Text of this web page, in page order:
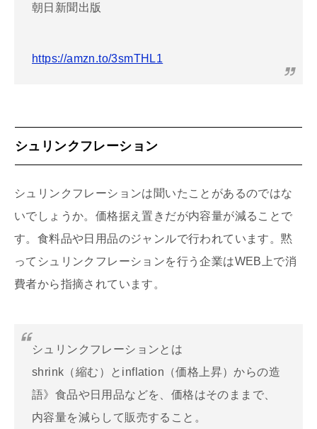
朝日新聞出版
https://amzn.to/3smTHL1
シュリンクフレーション
シュリンクフレーションは聞いたことがあるのではな
いでしょうか。価格据え置きだが内容量が減ることで
す。食料品や日用品のジャンルで行われています。黙
ってシュリンクフレーションを行う企業はWEB上で消
費者から指摘されています。
シュリンクフレーションとは
shrink（縮む）とinflation（価格上昇）からの造
語》食品や日用品などを、価格はそのままで、
内容量を減らして販売すること。